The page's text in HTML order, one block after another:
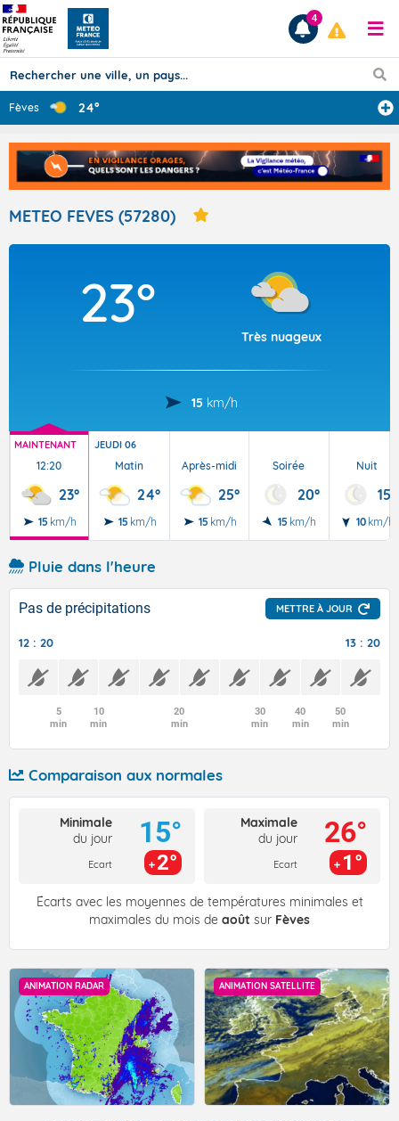
Prévisions
TOUS LES RÉSULTATS
Articles
4
Fèves 24°
METEO FEVES (57280)
23°
Très nuageux
15 km/h
MAINTENANT
12:20
23°
15 km/h
JEUDI 06
Matin
24°
15 km/h
Après-midi
25°
15 km/h
Soirée
20°
15 km/h
Nuit
15°
10 km/h
Pluie dans l'heure
Pas de précipitations METTRE À JOUR
12 : 20 13 : 20
5
min
10
min
20
min
30
min
40
min
50
min
Comparaison aux normales
Minimale
du jour
Ecart
15°
2°
Maximale
du jour
Ecart
26°
1°
Écarts avec les moyennes de températures minimales et
maximales du mois de août sur Fèves
ANIMATION RADAR ANIMATION SATELLITE